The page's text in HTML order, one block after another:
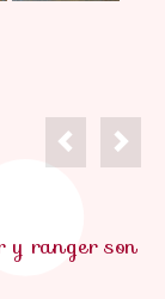
y ranger son